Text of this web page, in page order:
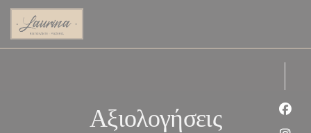
Πίνακας διαχείρισης "Μπισκότων" (Cookies)
Αξιολογήσεις